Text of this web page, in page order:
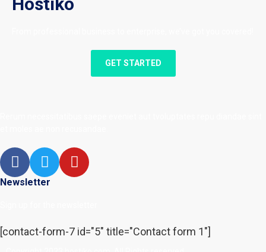
GET STARTED
Newsletter
[contact-form-7 id="5" title="Contact form 1"]